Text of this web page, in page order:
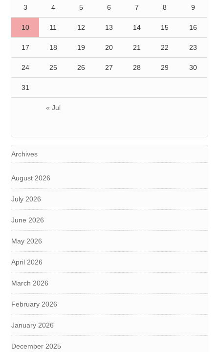
« Jul
3 4 5 6 7 8 9
10 11 12 13 14 15 16
17 18 19 20 21 22 23
24 25 26 27 28 29 30
31
Archives
August 2026
July 2026
June 2026
May 2026
April 2026
March 2026
February 2026
January 2026
December 2025